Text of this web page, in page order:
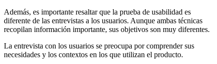
Además, es importante resaltar que la prueba de usabilidad es
diferente de las entrevistas a los usuarios. Aunque ambas técnicas
recopilan información importante, sus objetivos son muy diferentes.
La entrevista con los usuarios se preocupa por comprender sus
necesidades y los contextos en los que utilizan el producto.